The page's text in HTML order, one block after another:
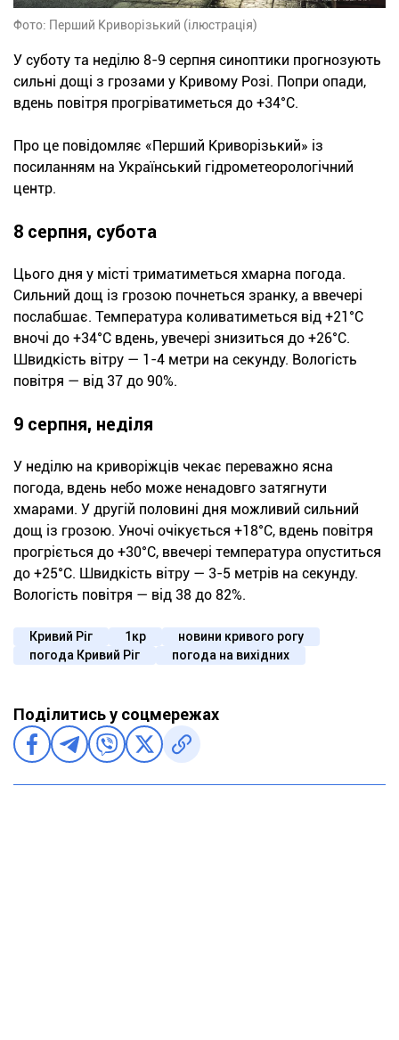
Фото: Перший Криворізький (ілюстрація)
У суботу та неділю 8-9 серпня синоптики прогнозують
сильні дощі з грозами у Кривому Розі. Попри опади,
вдень повітря прогріватиметься до +34°С.
Про це повідомляє «Перший Криворізький» із
посиланням на Український гідрометеорологічний
центр.
8 серпня, субота
Цього дня у місті триматиметься хмарна погода.
Сильний дощ із грозою почнеться зранку, а ввечері
послабшає. Температура коливатиметься від +21°С
вночі до +34°С вдень, увечері знизиться до +26°С.
Швидкість вітру — 1-4 метри на секунду. Вологість
повітря — від 37 до 90%.
9 серпня, неділя
У неділю на криворіжців чекає переважно ясна
погода, вдень небо може ненадовго затягнути
хмарами. У другій половині дня можливий сильний
дощ із грозою. Уночі очікується +18°С, вдень повітря
прогріється до +30°С, ввечері температура опуститься
до +25°С. Швидкість вітру — 3-5 метрів на секунду.
Вологість повітря — від 38 до 82%.
Кривий Ріг 1кр
новини кривого рогу
погода Кривий Ріг
погода на вихідних
Поділитись у соцмережах